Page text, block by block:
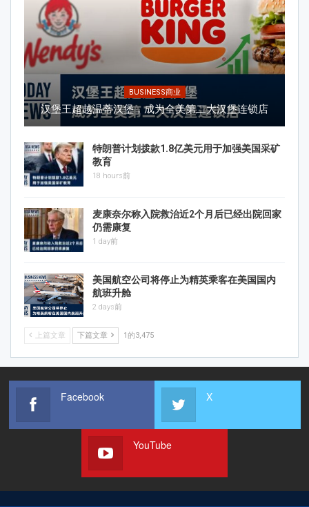
BUSINESS商业
汉堡王超越温蒂汉堡，成为全美第二大汉堡连锁店
特朗普计划拨款1.8亿美元用于加强美国采矿
教育
18 hours前
麦康奈尔称入院救治近2个月后已经出院回家
仍需康复
1 day前
美国航空公司将停止为精英乘客在美国国内
航班升舱
2 days前
上篇文章 下篇文章 1的3,475
Facebook X
YouTube